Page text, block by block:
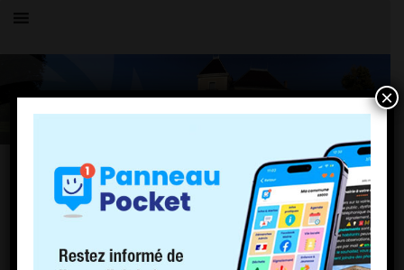
Toutes les actualités
LE VILLAGE
🌡️☀️Inscription des personnes à risque🌡️
×